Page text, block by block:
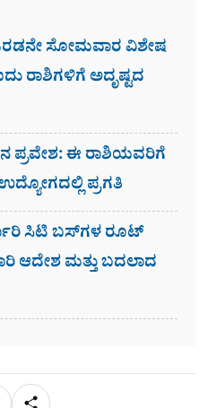
ಸೋಮವಾರ ವಿಶೇಷ
ರಾಶಿಗಳಿಗೆ ಅದೃಷ್ಟದ
ಪ್ರವೇಶ: ಈ ರಾಶಿಯವರಿಗೆ
ಪ್ರಗತಿ
ಸಿಟಿ ಬಸ್​ಗಳ ರೂಟ್
ಆದೇಶ ಮತ್ತು ಬದಲಾದ